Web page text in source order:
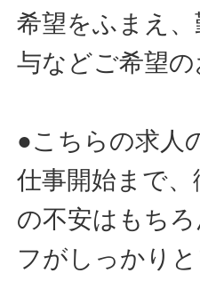
希望をふまえ
与などご希望
●こちらの求人
仕事開始まで
の不安はもち
フがしっかり